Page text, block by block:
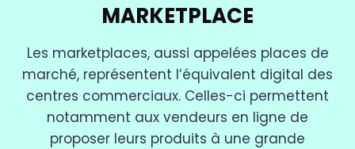
MARKETPLACE
Les marketplaces, aussi appelées places de
marché, représentent l’équivalent digital des
centres commerciaux. Celles-ci permettent
notamment aux vendeurs en ligne de
proposer leurs produits à une grande